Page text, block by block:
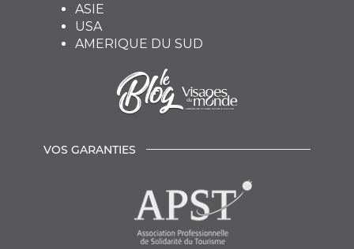
ASIE
USA
AMERIQUE DU SUD
VOS GARANTIES